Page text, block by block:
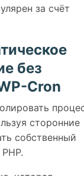
за счёт
без
Cron
сторонние
собственный